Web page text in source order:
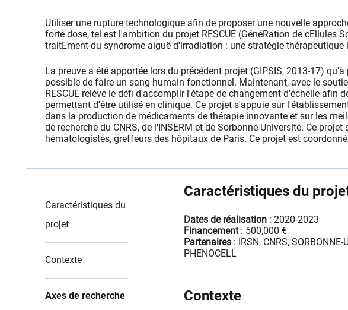
​Utiliser une rupture technologique afin de proposer une nouvelle
forte dose, tel est l'ambition du projet RESCUE (GénéRation de cEllules
traitEment du syndrome aiguë d'irradiation : une stratégie
La preuve a été apportée lors du précédent projet (GIPSIS, 2013-17) qu'à
possible de faire un sang humain fonctionnel. Maintenant, avec le
RESCUE relève le défi d'accomplir l'étape de changement d'échelle afin
permettant d'être utilisé en clinique. Ce projet s'appuie sur
dans la production de médicaments de thérapie innovante et sur les
de recherche du CNRS, de l'INSERM et de Sorbonne Université. Ce
hématologistes, greffeurs des hôpitaux de Paris. Ce projet est
Caractéristiques du
projet
Contexte
Axes de recherche
Caractéristiques du
Dates de réalisation : 2020-2023
Financement: 500,000 €
Partenaires : IRSN, CNRS,
PHENOCELL
Contexte